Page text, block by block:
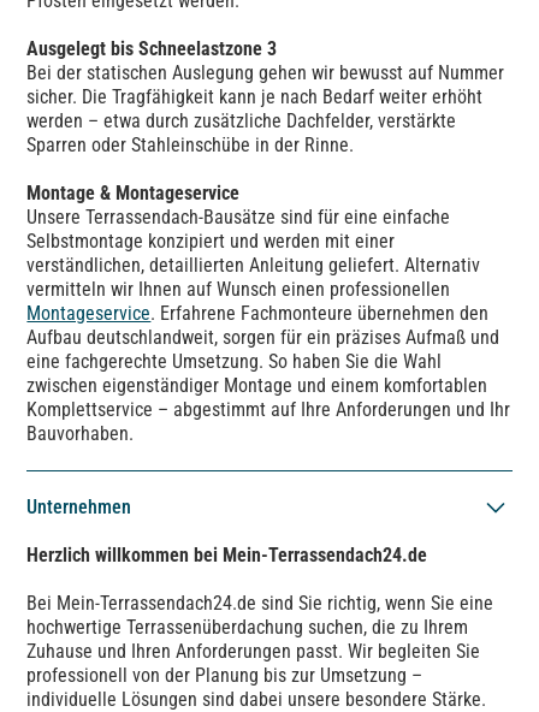
Ausgelegt bis Schneelastzone 3
Bei der statischen Auslegung gehen wir bewusst auf Nummer
sicher. Die Tragfähigkeit kann je nach Bedarf weiter erhöht
werden – etwa durch zusätzliche Dachfelder, verstärkte
Sparren oder Stahleinschübe in der Rinne.
Montage & Montageservice
Unsere Terrassendach-Bausätze sind für eine einfache
Selbstmontage konzipiert und werden mit einer
verständlichen, detaillierten Anleitung geliefert. Alternativ
vermitteln wir Ihnen auf Wunsch einen professionellen
Montageservice. Erfahrene Fachmonteure übernehmen den
Aufbau deutschlandweit, sorgen für ein präzises Aufmaß und
eine fachgerechte Umsetzung. So haben Sie die Wahl
zwischen eigenständiger Montage und einem komfortablen
Komplettservice – abgestimmt auf Ihre Anforderungen und Ihr
Bauvorhaben.
Unternehmen
Herzlich willkommen bei Mein-Terrassendach24.de
Bei Mein-Terrassendach24.de sind Sie richtig, wenn Sie eine
hochwertige Terrassenüberdachung suchen, die zu Ihrem
Zuhause und Ihren Anforderungen passt. Wir begleiten Sie
professionell von der Planung bis zur Umsetzung –
individuelle Lösungen sind dabei unsere besondere Stärke.